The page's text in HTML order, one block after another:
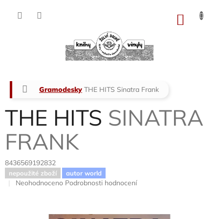
Domů
Gramodesky THE HITS Sinatra Frank
THE HITS SINATRA
FRANK
8436569192832
nepoužité zboží autor world
Průměrné
Neohodnoceno Podrobnosti hodnocení